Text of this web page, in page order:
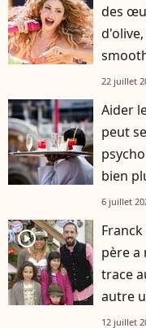
des
22 juillet
Aider
peut
bien
6 juillet
player2
père a
trace
autre
12 juillet